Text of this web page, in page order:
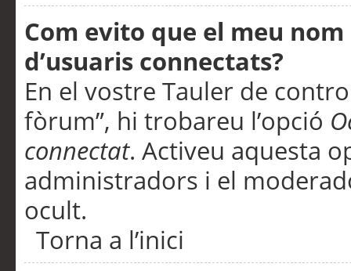
Com evito que el meu
d’usuaris connectats?
En el vostre Tauler de
fòrum”, hi trobareu l’opció
connectat. Activeu aquesta
administradors i el
ocult.
Torna a l’inici